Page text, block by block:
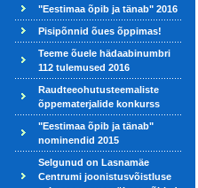
"Eestimaa õpib ja tänab" 2016
Pisipõnnid õues õppimas!
Teeme õuele hädaabinumbri
112 tulemused 2016
Raudteeohutusteemaliste
õppematerjalide konkurss
"Eestimaa õpib ja tänab"
nominendid 2015
Selgunud on Lasnamäe
Centrumi joonistusvõistluse